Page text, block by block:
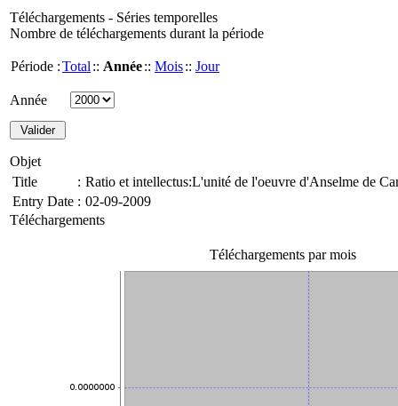
Téléchargements - Séries temporelles
Nombre de téléchargements durant la période
Période :Total :: Année:: Mois:: Jour
Année
Objet
Title
: Ratio et intellectus:L'unité de l'oeuvre d'Anselme de
Entry Date : 02-09-2009
Téléchargements
Téléchargements par mois